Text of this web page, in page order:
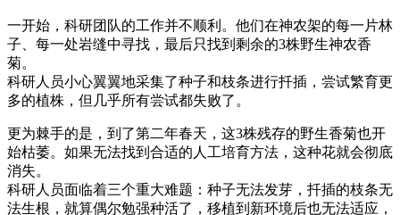
一开始，科研团队的工作并不顺利。他们在神农架的每一片林
子、每一处岩缝中寻找，最后只找到剩余的3株野生神农香
菊。
科研人员小心翼翼地采集了种子和枝条进行扦插，尝试繁育更
多的植株，但几乎所有尝试都失败了。
更为棘手的是，到了第二年春天，这3株残存的野生香菊也开
始枯萎。如果无法找到合适的人工培育方法，这种花就会彻底
消失。
科研人员面临着三个重大难题：种子无法发芽，扦插的枝条无
法生根，就算偶尔勉强种活了，移植到新环境后也无法适应，